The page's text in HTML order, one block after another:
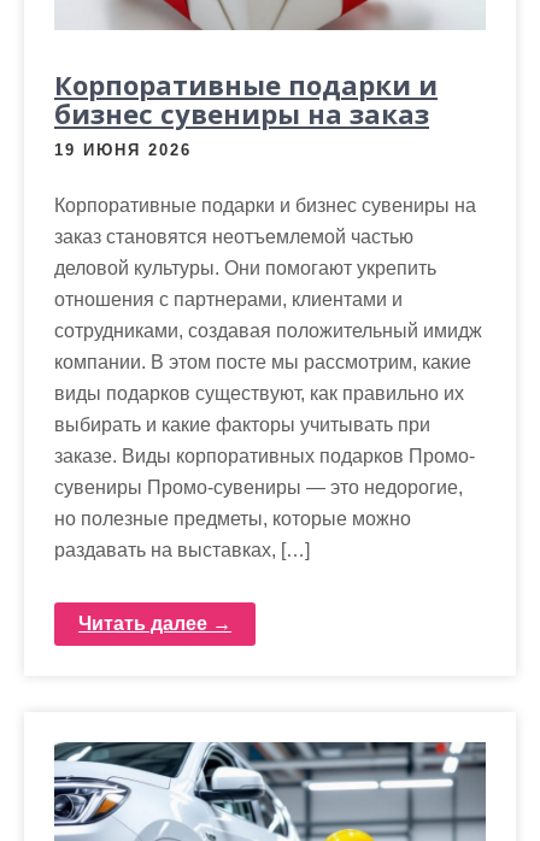
Корпоративные подарки и
бизнес сувениры на заказ
19 ИЮНЯ 2026
Корпоративные подарки и бизнес сувениры на
заказ становятся неотъемлемой частью
деловой культуры. Они помогают укрепить
отношения с партнерами, клиентами и
сотрудниками, создавая положительный имидж
компании. В этом посте мы рассмотрим, какие
виды подарков существуют, как правильно их
выбирать и какие факторы учитывать при
заказе. Виды корпоративных подарков Промо-
сувениры Промо-сувениры — это недорогие,
но полезные предметы, которые можно
раздавать на выставках, […]
Читать далее →